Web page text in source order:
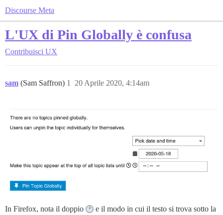
Discourse Meta
L'UX di Pin Globally è confusa
Contribuisci UX
sam (Sam Saffron) 20 Aprile 2020, 4:14am
1
In Firefox, nota il doppio
e il modo in cui il testo si trova sotto la